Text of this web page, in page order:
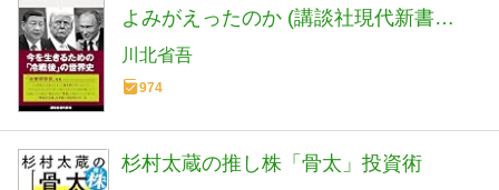
よみがえったのか (講談社現代新書
2798)
川北省吾
974
杉村太蔵の推し株「骨太」投資術